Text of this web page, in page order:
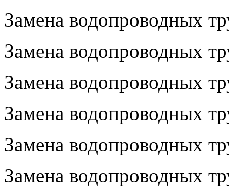
Замена водопроводных
Замена водопроводных
Замена водопроводных
Замена водопроводных
Замена водопроводных
Замена водопроводных